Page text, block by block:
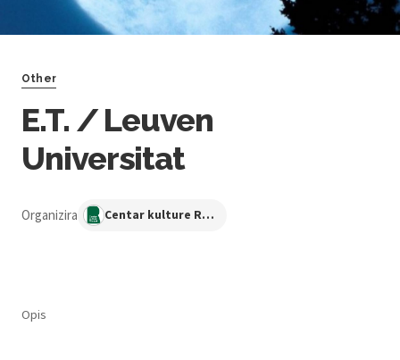
Other
E.T. / Leuven
Universitat
Organizira Centar kulture Ribnjak
Opis